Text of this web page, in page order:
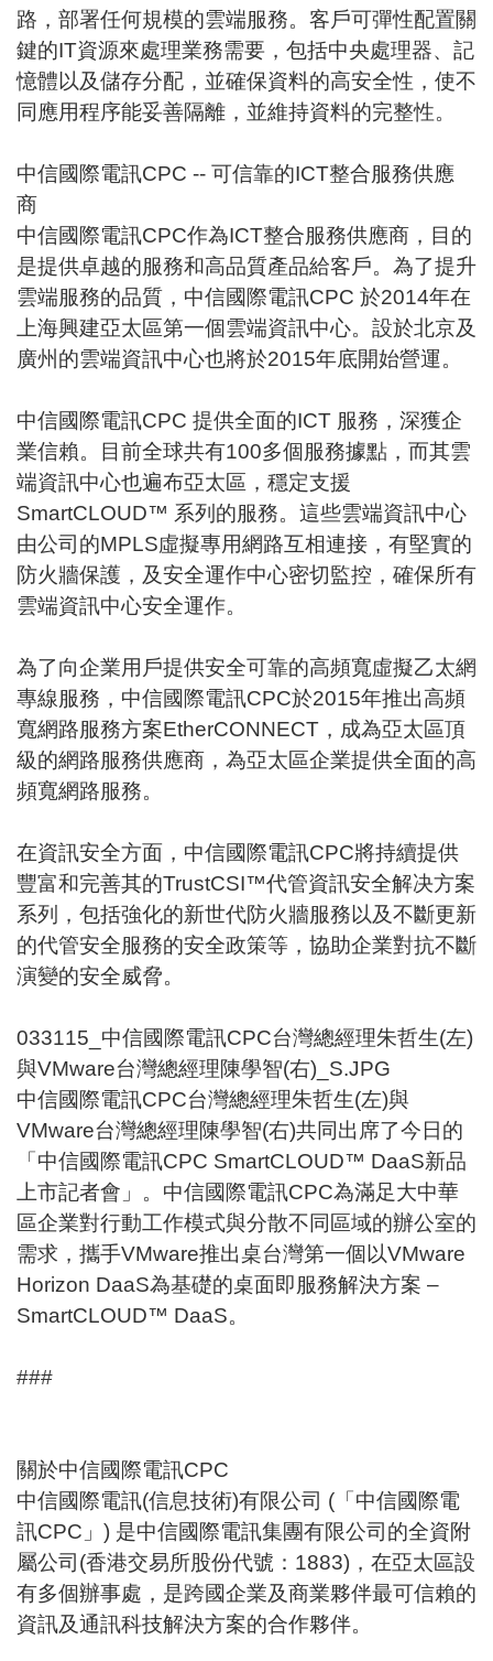
路，部署任何規模的雲端服務。客戶可彈性配置關
鍵的IT資源來處理業務需要，包括中央處理器、記
憶體以及儲存分配，並確保資料的高安全性，使不
同應用程序能妥善隔離，並維持資料的完整性。
中信國際電訊CPC -- 可信靠的ICT整合服務供應
商
中信國際電訊CPC作為ICT整合服務供應商，目的
是提供卓越的服務和高品質產品給客戶。為了提升
雲端服務的品質，中信國際電訊CPC 於2014年在
上海興建亞太區第一個雲端資訊中心。設於北京及
廣州的雲端資訊中心也將於2015年底開始營運。
中信國際電訊CPC 提供全面的ICT 服務，深獲企
業信賴。目前全球共有100多個服務據點，而其雲
端資訊中心也遍布亞太區，穩定支援
SmartCLOUD™ 系列的服務。這些雲端資訊中心
由公司的MPLS虛擬專用網路互相連接，有堅實的
防火牆保護，及安全運作中心密切監控，確保所有
雲端資訊中心安全運作。
為了向企業用戶提供安全可靠的高頻寬虛擬乙太網
專線服務，中信國際電訊CPC於2015年推出高頻
寬網路服務方案EtherCONNECT，成為亞太區頂
級的網路服務供應商，為亞太區企業提供全面的高
頻寬網路服務。
在資訊安全方面，中信國際電訊CPC將持續提供
豐富和完善其的TrustCSI™代管資訊安全解决方案
系列，包括強化的新世代防火牆服務以及不斷更新
的代管安全服務的安全政策等，協助企業對抗不斷
演變的安全威脅。
033115_中信國際電訊CPC台灣總經理朱哲生(左)
與VMware台灣總經理陳學智(右)_S.JPG
中信國際電訊CPC台灣總經理朱哲生(左)與
VMware台灣總經理陳學智(右)共同出席了今日的
「中信國際電訊CPC SmartCLOUD™ DaaS新品
上市記者會」。中信國際電訊CPC為滿足大中華
區企業對行動工作模式與分散不同區域的辦公室的
需求，攜手VMware推出桌台灣第一個以VMware
Horizon DaaS為基礎的桌面即服務解決方案 –
SmartCLOUD™ DaaS。
###
關於中信國際電訊CPC
中信國際電訊(信息技術)有限公司 (「中信國際電
訊CPC」) 是中信國際電訊集團有限公司的全資附
屬公司(香港交易所股份代號：1883)，在亞太區設
有多個辦事處，是跨國企業及商業夥伴最可信賴的
資訊及通訊科技解決方案的合作夥伴。